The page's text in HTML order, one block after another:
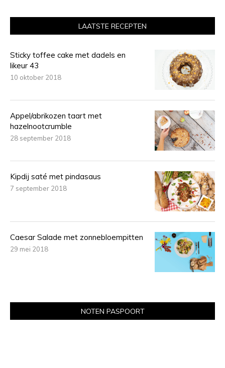
LAATSTE RECEPTEN
Sticky toffee cake met dadels en
likeur 43
10 oktober 2018
Appel/abrikozen taart met
hazelnootcrumble
28 september 2018
Kipdij saté met pindasaus
7 september 2018
Caesar Salade met zonnebloempitten
29 mei 2018
NOTEN PASPOORT